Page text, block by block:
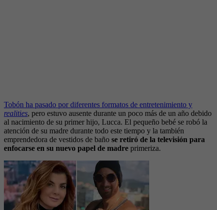
Tobón ha pasado por diferentes formatos de entretenimiento y
realities, pero estuvo ausente durante un poco más de un año debido
al nacimiento de su primer hijo, Lucca. El pequeño bebé se robó la
atención de su madre durante todo este tiempo y la también
emprendedora de vestidos de baño se retiró de la televisión para
enfocarse en su nuevo papel de madre primeriza.